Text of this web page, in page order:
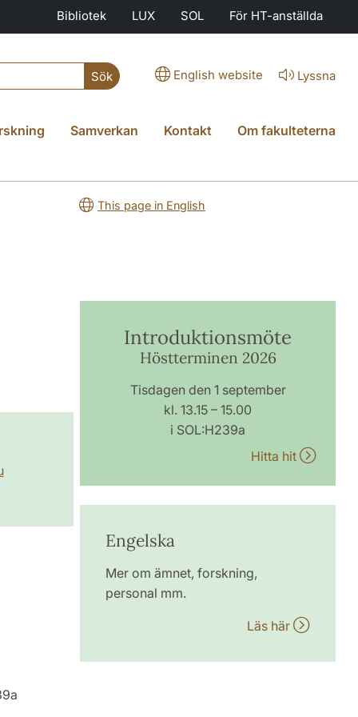
Bibliotek LUX SOL För HT-anställda
Sök English website Lyssna
Samverkan Kontakt Om fakulteterna
This page in English
Introduktionsmöte
Höstterminen 2026
Tisdagen den 1 september
kl. 13.15 – 15.00
i SOL:H239a
Hitta hit
Engelska
Mer om ämnet, forskning,
personal mm.
Läs här